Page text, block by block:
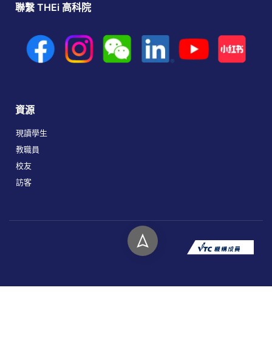
聯繫 THEi 高科院
資源
現讀學生
教職員
校友
訪客